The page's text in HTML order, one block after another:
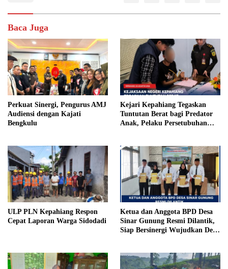
Baca Juga
Perkuat Sinergi, Pengurus AMJ
Audiensi dengan Kajati
Bengkulu
Kejari Kepahiang Tegaskan
Tuntutan Berat bagi Predator
Anak, Pelaku Persetubuhan
Penjara
ULP PLN Kepahiang Respon
Cepat Laporan Warga Sidodadi
Ketua dan Anggota BPD Desa
Sinar Gunung Resmi Dilantik,
Siap Bersinergi Wujudkan Desa